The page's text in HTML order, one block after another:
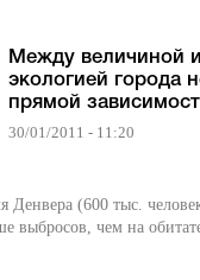
Между величиной и
экологией города
прямой
30/01/2011 - 11:20
Денвера (600 тыс.
выбросов, чем на